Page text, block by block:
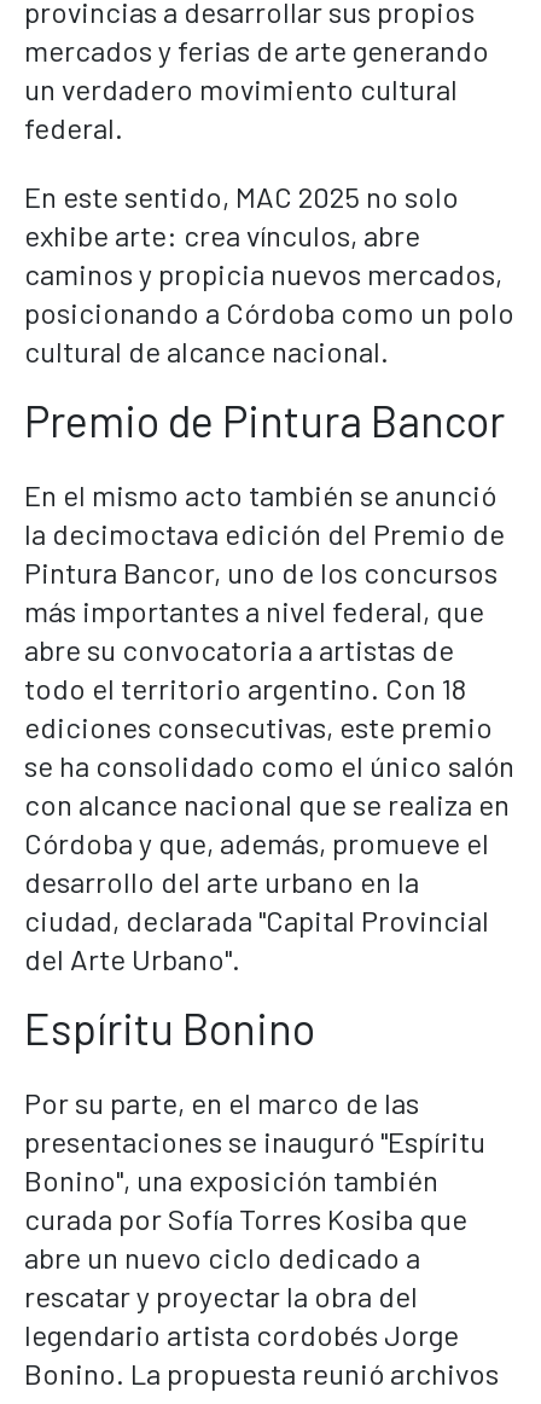
provincias a desarrollar sus propios
mercados y ferias de arte generando
un verdadero movimiento cultural
federal.
En este sentido, MAC 2025 no solo
exhibe arte: crea vínculos, abre
caminos y propicia nuevos mercados,
posicionando a Córdoba como un polo
cultural de alcance nacional.
Premio de Pintura Bancor
En el mismo acto también se anunció
la decimoctava edición del Premio de
Pintura Bancor, uno de los concursos
más importantes a nivel federal, que
abre su convocatoria a artistas de
todo el territorio argentino. Con 18
ediciones consecutivas, este premio
se ha consolidado como el único salón
con alcance nacional que se realiza en
Córdoba y que, además, promueve el
desarrollo del arte urbano en la
ciudad, declarada "Capital Provincial
del Arte Urbano".
Espíritu Bonino
Por su parte, en el marco de las
presentaciones se inauguró "Espíritu
Bonino", una exposición también
curada por Sofía Torres Kosiba que
abre un nuevo ciclo dedicado a
rescatar y proyectar la obra del
legendario artista cordobés Jorge
Bonino. La propuesta reunió archivos